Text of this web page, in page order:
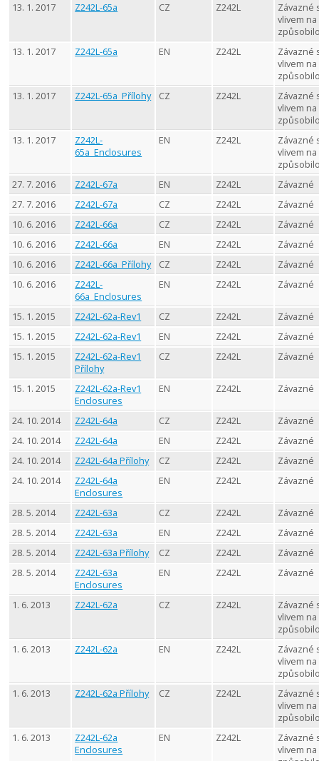
13. 1. 2017
Z242L-65a CZ Z242L
Závazné
vlivem na
13. 1. 2017
Z242L-65a EN Z242L
Závazné
vlivem na
13. 1. 2017
Z242L-65a_Přílohy CZ Z242L
Závazné
vlivem na
13. 1. 2017
Z242L-
65a_Enclosures
EN Z242L
Závazné
vlivem na
27. 7. 2016
Z242L-67a EN Z242L
Závazné
27. 7. 2016
Z242L-67a CZ Z242L
Závazné
10. 6. 2016
Z242L-66a CZ Z242L
Závazné
10. 6. 2016
Z242L-66a EN Z242L
Závazné
10. 6. 2016
Z242L-66a_Přílohy CZ Z242L
Závazné
10. 6. 2016
Z242L-
66a_Enclosures
EN Z242L Závazné
15. 1. 2015 Z242L-62a-Rev1 CZ Z242L
Závazné
15. 1. 2015
Z242L-62a-Rev1 EN Z242L
Závazné
15. 1. 2015
Z242L-62a-Rev1
Přílohy
CZ Z242L Závazné
15. 1. 2015
Z242L-62a-Rev1
Enclosures
EN Z242L Závazné
24. 10. 2014 Z242L-64a CZ Z242L
Závazné
24. 10. 2014
Z242L-64a EN Z242L
Závazné
24. 10. 2014
Z242L-64a Přílohy CZ Z242L
Závazné
24. 10. 2014
Z242L-64a
Enclosures
EN Z242L Závazné
28. 5. 2014 Z242L-63a CZ Z242L
Závazné
28. 5. 2014
Z242L-63a EN Z242L
Závazné
28. 5. 2014
Z242L-63a Přílohy CZ Z242L
Závazné
28. 5. 2014
Z242L-63a
Enclosures
EN Z242L Závazné
1. 6. 2013 Z242L-62a CZ Z242L
Závazné
vlivem na
1. 6. 2013
Z242L-62a EN Z242L
Závazné
vlivem na
1. 6. 2013
Z242L-62a Přílohy CZ Z242L
Závazné
vlivem na
1. 6. 2013
Z242L-62a
Enclosures
EN Z242L
Závazné
vlivem na